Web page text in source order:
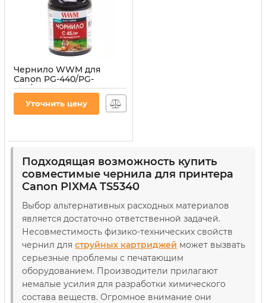
Чернило WWM для
Canon PG-440/PG-
445/PGI-450Bk 200г Black
пигментное (C45/BP)
Уточнить цену
Подходящая возможность купить
совместимые чернила для принтера
Canon PIXMA TS5340
Выбор альтернативных расходных материалов
является достаточно ответственной задачей.
Несовместимость физико-технических свойств
чернил для струйных картриджей может вызвать
серьезные проблемы с печатающим
оборудованием. Производители прилагают
немалые усилия для разработки химического
состава веществ. Огромное внимание они